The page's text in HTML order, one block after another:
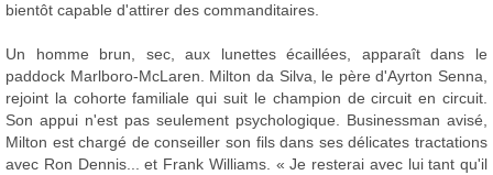
bientôt capable d'attirer des commanditaires.
Un homme brun, sec, aux lunettes écaillées, apparaît dans le
paddock Marlboro-McLaren. Milton da Silva, le père d'Ayrton Senna,
rejoint la cohorte familiale qui suit le champion de circuit en circuit.
Son appui n'est pas seulement psychologique. Businessman avisé,
Milton est chargé de conseiller son fils dans ses délicates tractations
avec Ron Dennis... et Frank Williams. « Je resterai avec lui tant qu'il